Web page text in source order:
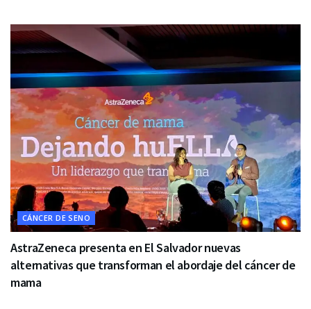
CÁNCER DE SENO
AstraZeneca presenta en El Salvador nuevas
alternativas que transforman el abordaje del cáncer de
mama